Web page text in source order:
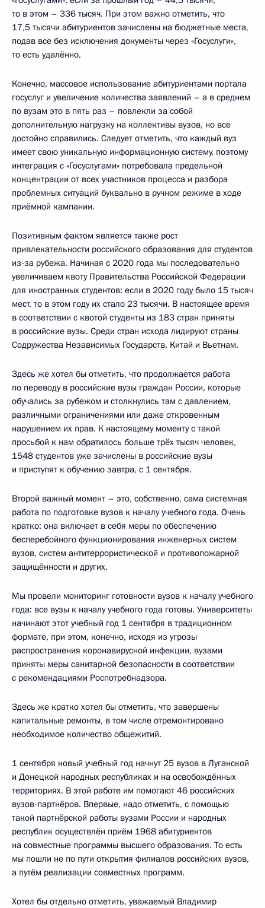
то в этом – 336 тысяч. При этом важно отметить, что
17,5 тысячи абитуриентов зачислены на бюджетные места,
подав все без исключения документы через «Госуслуги»,
то есть удалённо.
Конечно, массовое использование абитуриентами портала
госуслуг и увеличение количества заявлений – а в среднем
по вузам это в пять раз – повлекли за собой
дополнительную нагрузку на коллективы вузов, но все
достойно справились. Следует отметить, что каждый вуз
имеет свою уникальную информационную систему, поэтому
интеграция с «Госуслугами» потребовала предельной
концентрации от всех участников процесса и разбора
проблемных ситуаций буквально в ручном режиме в ходе
приёмной кампании.
Позитивным фактом является также рост
привлекательности российского образования для студентов
из-за рубежа. Начиная с 2020 года мы последовательно
увеличиваем квоту Правительства Российской Федерации
для иностранных студентов: если в 2020 году было 15 тысяч
мест, то в этом году их стало 23 тысячи. В настоящее время
в соответствии с квотой студенты из 183 стран приняты
в российские вузы. Среди стран исхода лидируют страны
Содружества Независимых Государств, Китай и Вьетнам.
Здесь же хотел бы отметить, что продолжается работа
по переводу в российские вузы граждан России, которые
обучались за рубежом и столкнулись там с давлением,
различными ограничениями или даже откровенным
нарушением их прав. К настоящему моменту с такой
просьбой к нам обратилось больше трёх тысяч человек,
1548 студентов уже зачислены в российские вузы
и приступят к обучению завтра, с 1 сентября.
Второй важный момент – это, собственно, сама системная
работа по подготовке вузов к началу учебного года. Очень
кратко: она включает в себя меры по обеспечению
бесперебойного функционирования инженерных систем
вузов, систем антитеррористической и противопожарной
защищённости и других.
Мы провели мониторинг готовности вузов к началу учебного
года: все вузы к началу учебного года готовы. Университеты
начинают этот учебный год 1 сентября в традиционном
формате, при этом, конечно, исходя из угрозы
распространения коронавирусной инфекции, вузами
приняты меры санитарной безопасности в соответствии
с рекомендациями Роспотребнадзора.
Здесь же кратко хотел бы отметить, что завершены
капитальные ремонты, в том числе отремонтировано
необходимое количество общежитий.
1 сентября новый учебный год начнут 25 вузов в Луганской
и Донецкой народных республиках и на освобождённых
территориях. В этой работе им помогают 46 российских
вузов-партнёров. Впервые, надо отметить, с помощью
такой партнёрской работы вузами России и народных
республик осуществлён приём 1968 абитуриентов
на совместные программы высшего образования. То есть
мы пошли не по пути открытия филиалов российских вузов,
а путём реализации совместных программ.
Хотел бы отдельно отметить, уважаемый Владимир